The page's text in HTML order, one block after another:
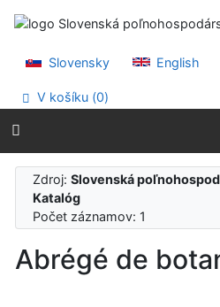
Prejsť na menu
Slovensky
English
V košíku (0)
Zdroj:Slovenská
Katalóg
Počet záznamov: 1
Abrégé de